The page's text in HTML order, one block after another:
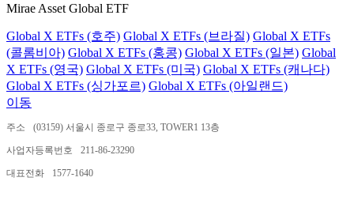
Mirae Asset Global ETF
Global X ETFs (호주) Global X ETFs (브라질) Global X ETFs
(콜롬비아) Global X ETFs (홍콩) Global X ETFs (일본) Global
X ETFs (영국) Global X ETFs (미국) Global X ETFs (캐나다)
Global X ETFs (싱가포르) Global X ETFs (아일랜드)
이동
주소 (03159) 서울시 종로구 종로33, TOWER1 13층
사업자등록번호 211-86-23290
대표전화 1577-1640